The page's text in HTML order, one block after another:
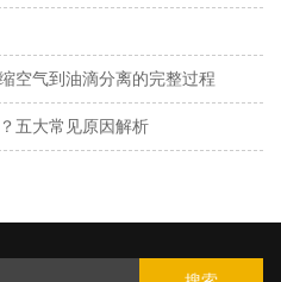
空气到油滴分离的完整过程
五大常见原因解析